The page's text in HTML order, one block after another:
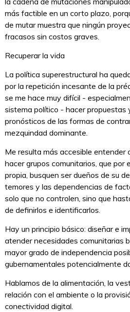
más factible en un corto plazo,
de mutar muestra que ningún
fracasos sin costos graves.
Recuperar la vida
La política superestructural ha
por la repetición incesante de la
se me hace muy difícil -
sistema político - hacer propuestas
pronósticos de las formas de
mezquindad dominante.
Me resulta más accesible entender
hacer grupos comunitarios, que por
propia, busquen ser dueños de su
temores y las dependencias de
solo que no controlen, sino que
de definirlos e identificarlos.
Hay un principio básico: diseñar e
atender necesidades comunitarias
mayor grado de independencia
gubernamentales potencialmente
Hablamos de la alimentación, la
relación con el ambiente o la
conectividad digital.